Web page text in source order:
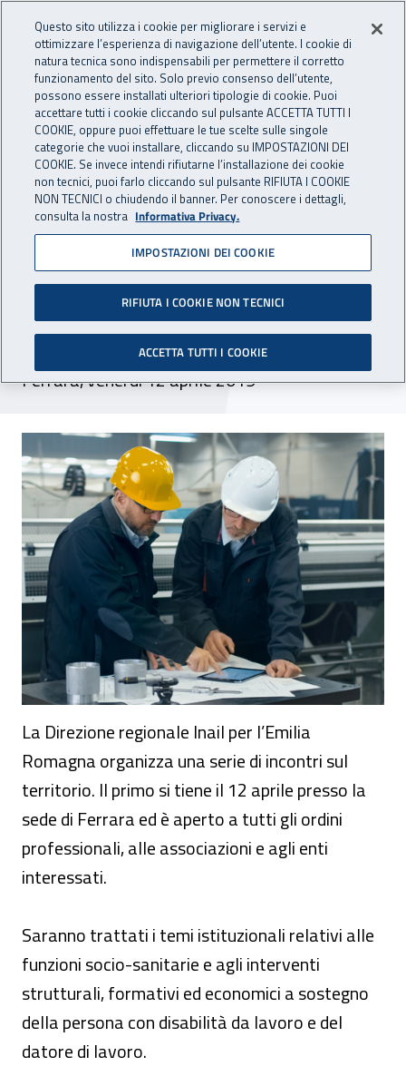
INAIL - Istituto Nazionale
Apri cerca
Navigazione principale
Navigazione - Ti trovi in:
Home Inail comunica Eventi
12 aprile 2019
Evento - “Il reinserimento
lavorativo. La nuova tariffa
Inail"
Ferrara, venerdì 12 aprile 2019
Evento - “Il reinserimento lavorativo. La
La Direzione regionale Inail per l’Emilia
Romagna organizza una serie di incontri sul
territorio. Il primo si tiene il 12 aprile presso la
sede di Ferrara ed è aperto a tutti gli ordini
professionali, alle associazioni e agli enti
interessati.
Saranno trattati i temi istituzionali relativi alle
funzioni socio-sanitarie e agli interventi
strutturali, formativi ed economici a sostegno
della persona con disabilità da lavoro e del
datore di lavoro.
Questo sito utilizza i cookie per migliorare i servizi e
ottimizzare l’esperienza di navigazione dell’utente. I cookie di
natura tecnica sono indispensabili per permettere il corretto
funzionamento del sito. Solo previo consenso dell’utente,
possono essere installati ulteriori tipologie di cookie. Puoi
accettare tutti i cookie cliccando sul pulsante ACCETTA TUTTI I
COOKIE, oppure puoi effettuare le tue scelte sulle singole
categorie che vuoi installare, cliccando su IMPOSTAZIONI DEI
COOKIE. Se invece intendi rifiutarne l’installazione dei cookie
non tecnici, puoi farlo cliccando sul pulsante RIFIUTA I COOKIE
NON TECNICI o chiudendo il banner. Per conoscere i dettagli,
consulta la nostra Informativa Privacy.
IMPOSTAZIONI DEI COOKIE
RIFIUTA I COOKIE NON TECNICI
ACCETTA TUTTI I COOKIE